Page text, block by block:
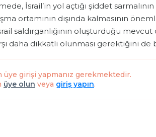
İsrail’in yol açtığı şiddet
ortamının dışında kalmasının
saldırganlığının oluşturduğu
daha dikkatli olunması gerektiğini de
girişi yapmanız gerekmektedir.
üye olun veya giriş yapın.